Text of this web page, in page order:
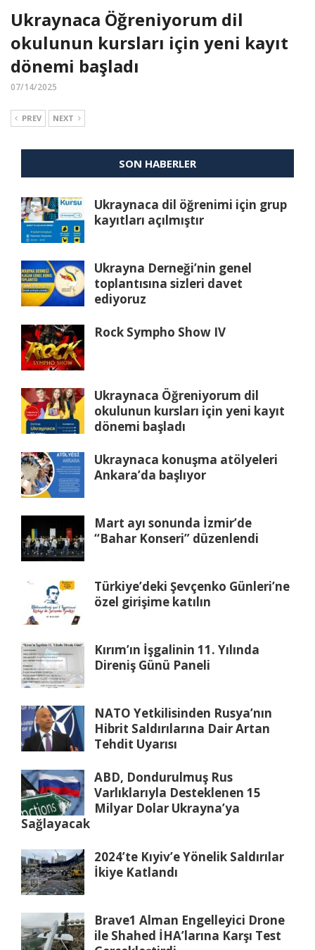
Ukraynaca Öğreniyorum dil
okulunun kursları için yeni kayıt
dönemi başladı
07/14/2025
PREV NEXT
SON HABERLER
Ukraynaca dil öğrenimi için grup
kayıtları açılmıştır
Ukrayna Derneği’nin genel
toplantısına sizleri davet
ediyoruz
Rock Sympho Show IV
Ukraynaca Öğreniyorum dil
okulunun kursları için yeni kayıt
dönemi başladı
Ukraynaca konuşma atölyeleri
Ankara’da başlıyor
Mart ayı sonunda İzmir’de
“Bahar Konseri” düzenlendi
Türkiye’deki Şevçenko Günleri’ne
özel girişime katılın
Kırım’ın İşgalinin 11. Yılında
Direniş Günü Paneli
NATO Yetkilisinden Rusya’nın
Hibrit Saldırılarına Dair Artan
Tehdit Uyarısı
ABD, Dondurulmuş Rus
Varlıklarıyla Desteklenen 15
Milyar Dolar Ukrayna’ya
Sağlayacak
2024’te Kıyiv’e Yönelik Saldırılar
İkiye Katlandı
Brave1 Alman Engelleyici Drone
ile Shahed İHA’larına Karşı Test